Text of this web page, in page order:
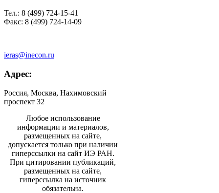
Тел.: 8 (499) 724-15-41
Факс: 8 (499) 724-14-09
ieras@inecon.ru
Адрес:
Россия, Москва, Нахимовский
проспект 32
Любое использование
информации и материалов,
размещенных на сайте,
допускается только при наличии
гиперссылки на сайт ИЭ РАН.
При цитировании публикаций,
размещенных на сайте,
гиперссылка на источник
обязательна.